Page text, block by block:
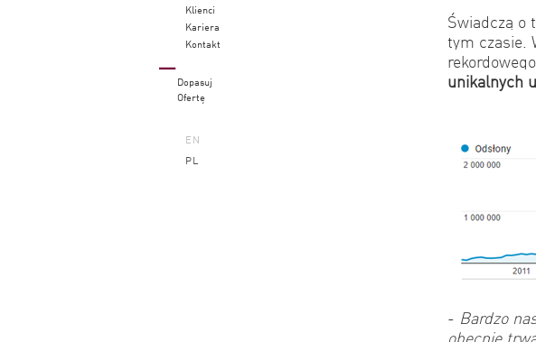
Klienci
Kariera
Kontakt
Dopasuj
Ofertę
EN
PL
Świadczą o
tym czasie.
unikalnych
- Bardzo
obecnie